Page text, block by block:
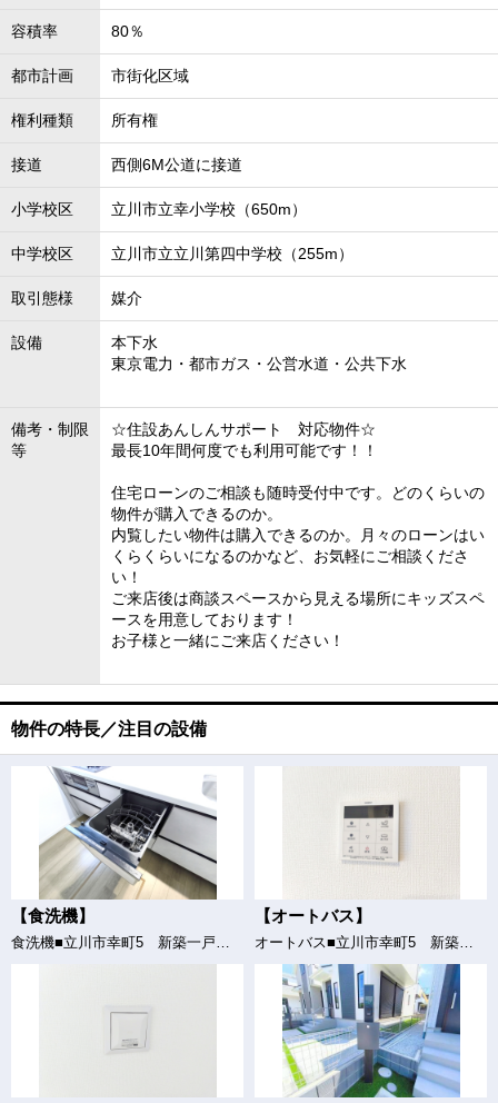
容積率 80％
都市計画 市街化区域
権利種類 所有権
接道 西側6M公道に接道
小学校区 立川市立幸小学校（650m）
中学校区 立川市立立川第四中学校（255m）
取引態様 媒介
設備
本下水
東京電力・都市ガス・公営水道・公共下水
備考・制限
等
☆住設あんしんサポート 対応物件☆
最長10年間何度でも利用可能です！！
住宅ローンのご相談も随時受付中です。どのくらいの
物件が購入できるのか。
内覧したい物件は購入できるのか。月々のローンはい
くらくらいになるのかなど、お気軽にご相談くださ
い！
ご来店後は商談スペースから見える場所にキッズスペ
ースを用意しております！
お子様と一緒にご来店ください！
物件の特長／注目の設備
【食洗機】
食洗機■立川市幸町5 新築一戸建て■
【オートバス】
オートバス■立川市幸町5 新築一戸建て■